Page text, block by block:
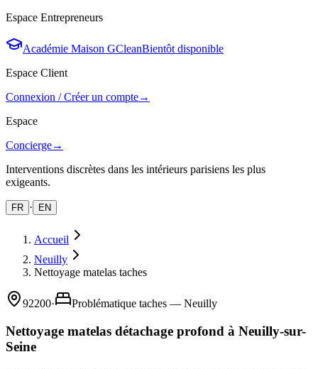
Espace Entrepreneurs
Académie Maison GCleanBientôt disponible
Espace Client
Connexion / Créer un compte→
Espace
Concierge→
Interventions discrètes dans les intérieurs parisiens les plus
exigeants.
FR · EN
Accueil
Neuilly
Nettoyage matelas taches
92200· Problématique taches — Neuilly
Nettoyage matelas détachage profond à Neuilly-sur-
Seine